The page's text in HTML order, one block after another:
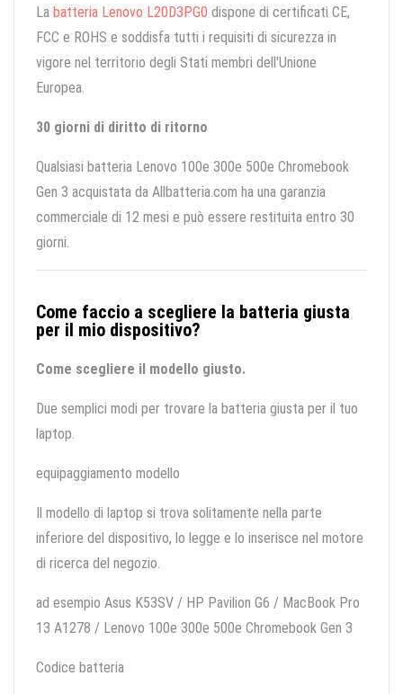
La batteria Lenovo L20D3PG0 dispone di certificati CE,
FCC e ROHS e soddisfa tutti i requisiti di sicurezza in
vigore nel territorio degli Stati membri dell'Unione
Europea.
30 giorni di diritto di ritorno
Qualsiasi batteria Lenovo 100e 300e 500e Chromebook
Gen 3 acquistata da Allbatteria.com ha una garanzia
commerciale di 12 mesi e può essere restituita entro 30
giorni.
Come faccio a scegliere la batteria giusta
per il mio dispositivo?
Come scegliere il modello giusto.
Due semplici modi per trovare la batteria giusta per il tuo
laptop.
equipaggiamento modello
Il modello di laptop si trova solitamente nella parte
inferiore del dispositivo, lo legge e lo inserisce nel motore
di ricerca del negozio.
ad esempio Asus K53SV / HP Pavilion G6 / MacBook Pro
13 A1278 / Lenovo 100e 300e 500e Chromebook Gen 3
Codice batteria